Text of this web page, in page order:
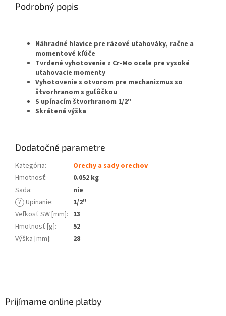
Podrobný popis
Náhradné hlavice pre rázové uťahováky, račne a
momentové kľúče
Tvrdené vyhotovenie z Cr-Mo ocele pre vysoké
uťahovacie momenty
Vyhotovenie s otvorom pre mechanizmus so
štvorhranom s guľôčkou
S upínacím štvorhranom 1/2"
Skrátená výška
Dodatočné parametre
Kategória:
Orechy a sady orechov
Hmotnosť:
0.052 kg
Sada:
nie
? Upínanie:
1/2"
Veľkosť SW [mm]: 13
Hmotnosť [g]:
52
Výška [mm]: 28
Prijímame online platby